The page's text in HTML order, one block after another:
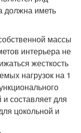
должна иметь
массы
интерьера не
жесткость
нагрузок на 1
составляет для
цокольной и